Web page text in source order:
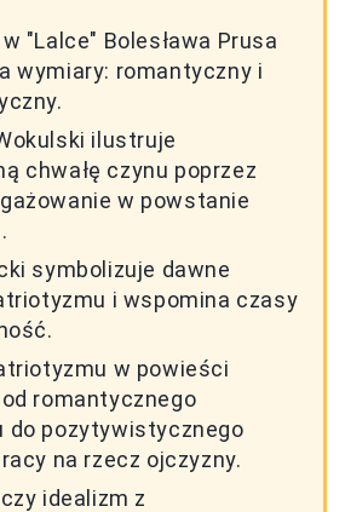
"Lalce" Bolesława Prusa
wymiary: romantyczny i
ilustruje
chwałę czynu poprzez
w powstanie
symbolizuje dawne
i wspomina czasy
w powieści
romantycznego
do pozytywistycznego
na rzecz ojczyzny.
idealizm z